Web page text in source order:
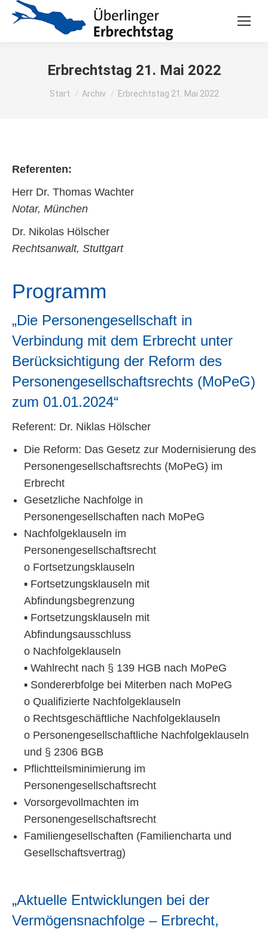
Erbrechtstag 21. Mai 2022
Sie befinden sich hier:
Start Archiv Erbrechtstag 21. Mai 2022
Referenten:
Herr Dr. Thomas Wachter
Notar, München
Dr. Nikolas Hölscher
Rechtsanwalt, Stuttgart
Programm
„Die Personengesellschaft in
Verbindung mit dem Erbrecht unter
Berücksichtigung der Reform des
Personengesellschaftsrechts (MoPeG)
zum 01.01.2024“
Referent: Dr. Niklas Hölscher
Die Reform: Das Gesetz zur Modernisierung des
Personengesellschaftsrechts (MoPeG) im
Erbrecht
Gesetzliche Nachfolge in
Personengesellschaften nach MoPeG
Nachfolgeklauseln im
Personengesellschaftsrecht
o Fortsetzungsklauseln
▪ Fortsetzungsklauseln mit
Abfindungsbegrenzung
▪ Fortsetzungsklauseln mit
Abfindungsausschluss
o Nachfolgeklauseln
▪ Wahlrecht nach § 139 HGB nach MoPeG
▪ Sondererbfolge bei Miterben nach MoPeG
o Qualifizierte Nachfolgeklauseln
o Rechtsgeschäftliche Nachfolgeklauseln
o Personengesellschaftliche Nachfolgeklauseln
und § 2306 BGB
Pflichtteilsminimierung im
Personengesellschaftsrecht
Vorsorgevollmachten im
Personengesellschaftsrecht
Familiengesellschaften (Familiencharta und
Gesellschaftsvertrag)
„Aktuelle Entwicklungen bei der
Vermögensnachfolge – Erbrecht,